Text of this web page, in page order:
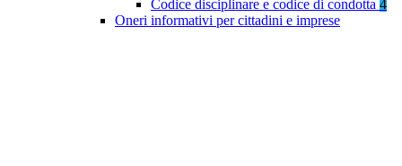
Codice disciplinare e codice di condotta 4
Oneri informativi per cittadini e imprese